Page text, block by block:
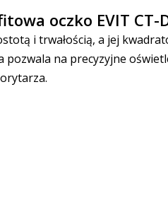
oczko EVIT
i trwałością, a jej
pozwala na precyzyjne